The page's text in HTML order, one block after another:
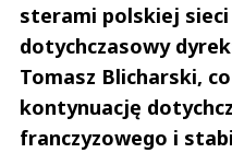
sterami polskiej sieci
dotychczasowy
Tomasz Blicharski,
kontynuację
franczyzowego i